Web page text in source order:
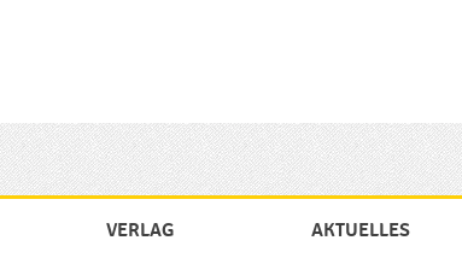
VERLAG AKTUELLES